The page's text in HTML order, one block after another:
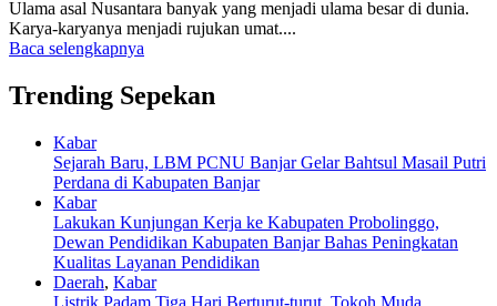
Ulama asal Nusantara banyak yang menjadi ulama besar di dunia.
Karya-karyanya menjadi rujukan umat....
Baca selengkapnya
Trending Sepekan
Kabar
Sejarah Baru, LBM PCNU Banjar Gelar Bahtsul Masail Putri
Perdana di Kabupaten Banjar
Kabar
Lakukan Kunjungan Kerja ke Kabupaten Probolinggo,
Dewan Pendidikan Kabupaten Banjar Bahas Peningkatan
Kualitas Layanan Pendidikan
Daerah, Kabar
Listrik Padam Tiga Hari Berturut-turut, Tokoh Muda